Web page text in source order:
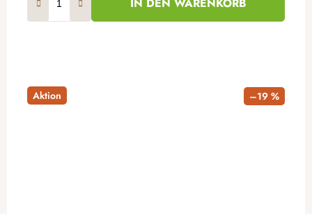
Aktion –19 %